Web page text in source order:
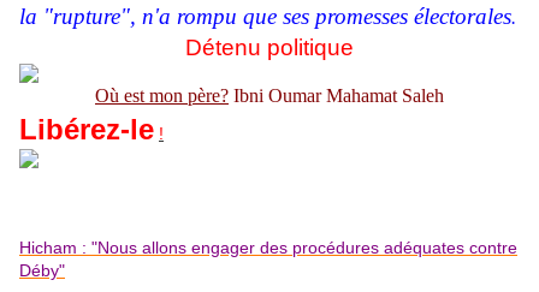
la "rupture", n'a rompu que ses promesses électorales.
Détenu politique
Où est mon père? Ibni Oumar Mahamat Saleh
Libérez-le !
Hicham : "Nous allons engager des procédures adéquates contre
Déby"